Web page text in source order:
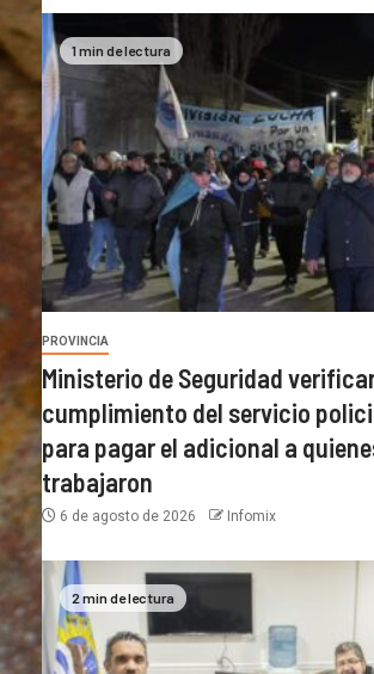
1 min de lectura
PROVINCIA
Ministerio de Seguridad
cumplimiento del servicio
para pagar el adicional a
trabajaron
6 de agosto de 2026 Infomix
2 min de lectura